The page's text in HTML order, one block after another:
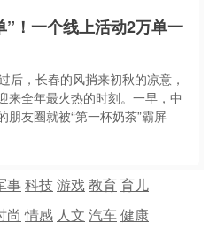
！一个线上活动2万单一
后，长春的风捎来初秋的凉意，
来全年最火热的时刻。一早，中
朋友圈就被“第一杯奶茶”霸屏
事科技游戏教育育儿
尚 情感 人文 汽车健康